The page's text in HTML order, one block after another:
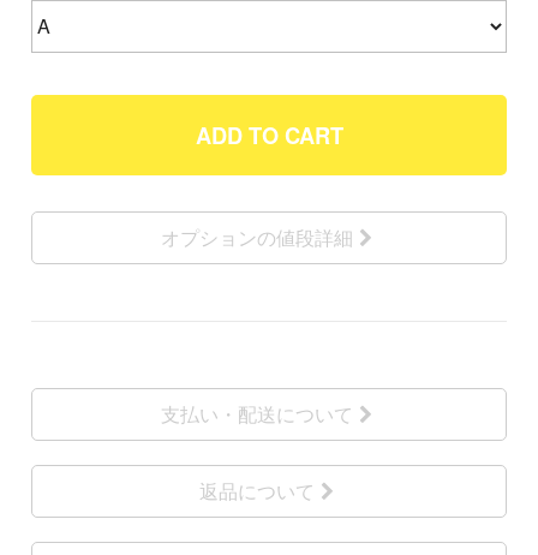
ADD TO CART
オプションの値段詳細
支払い・配送について
返品について